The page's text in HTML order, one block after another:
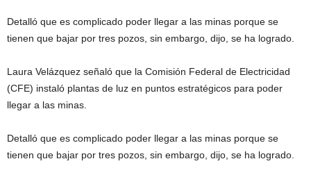
Detalló que es complicado poder llegar a las minas porque se
tienen que bajar por tres pozos, sin embargo, dijo, se ha logrado.
Laura Velázquez señaló que la Comisión Federal de Electricidad
(CFE) instaló plantas de luz en puntos estratégicos para poder
llegar a las minas.
Detalló que es complicado poder llegar a las minas porque se
tienen que bajar por tres pozos, sin embargo, dijo, se ha logrado.